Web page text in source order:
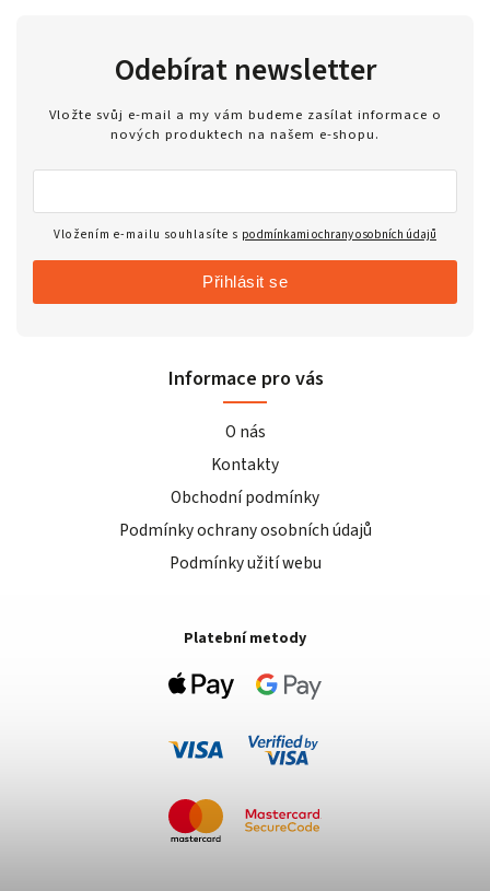
Odebírat newsletter
Vložte svůj e-mail a my vám budeme zasílat informace o
nových produktech na našem e-shopu.
Vložením e-mailu souhlasíte s podmínkami ochrany osobních údajů
Přihlásit se
Informace pro vás
O nás
Kontakty
Obchodní podmínky
Podmínky ochrany osobních údajů
Podmínky užití webu
Platební metody